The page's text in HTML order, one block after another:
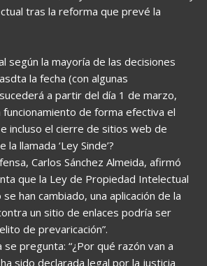
tras la reforma que prevé la
según la mayoría de las decisiones
la fecha (con algunas
a partir del día 1 de marzo,
funcionamiento de forma efectiva el
incluso el cierre de sitios web de
llamada ‘Ley Sinde’?
Carlos Sánchez Almeida, afirmó
que la Ley de Propiedad Intelectual
han cambiado, una aplicación de la
un sitio de enlaces podría ser
de prevaricación”.
pregunta: “¿Por qué razón van a
sido declarada legal por la justicia